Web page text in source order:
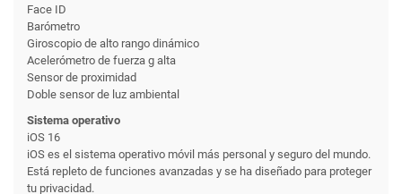
Face ID
Barómetro
Giroscopio de alto rango dinámico
Acelerómetro de fuerza g alta
Sensor de proximidad
Doble sensor de luz ambiental
Sistema operativo
iOS 16
iOS es el sistema operativo móvil más personal y seguro del mundo.
Está repleto de funciones avanzadas y se ha diseñado para proteger
tu privacidad.